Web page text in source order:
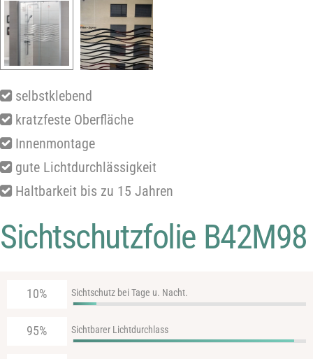
selbstklebend
kratzfeste Oberfläche
Innenmontage
gute Lichtdurchlässigkeit
Haltbarkeit bis zu 15 Jahren
Sichtschutzfolie B42M98
10% Sichtschutz bei Tage u. Nacht.
95% Sichtbarer Lichtdurchlass